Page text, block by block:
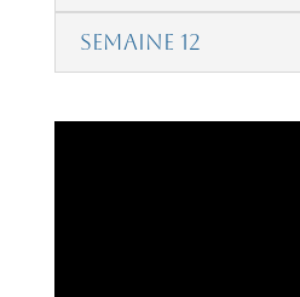
Semaine 12